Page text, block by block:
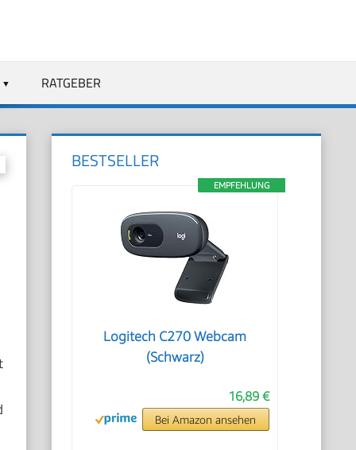
RATGEBER
BESTSELLER
EMPFEHLUNG
Logitech C270 Webcam
(Schwarz)
16,89 €
Bei Amazon ansehen